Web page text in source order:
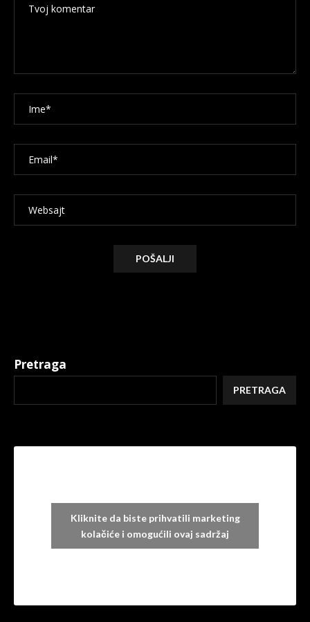
Pretraga
PRETRAGA
Kliknite da biste prihvatili marketing
kolačiće i omogućili ovaj sadržaj